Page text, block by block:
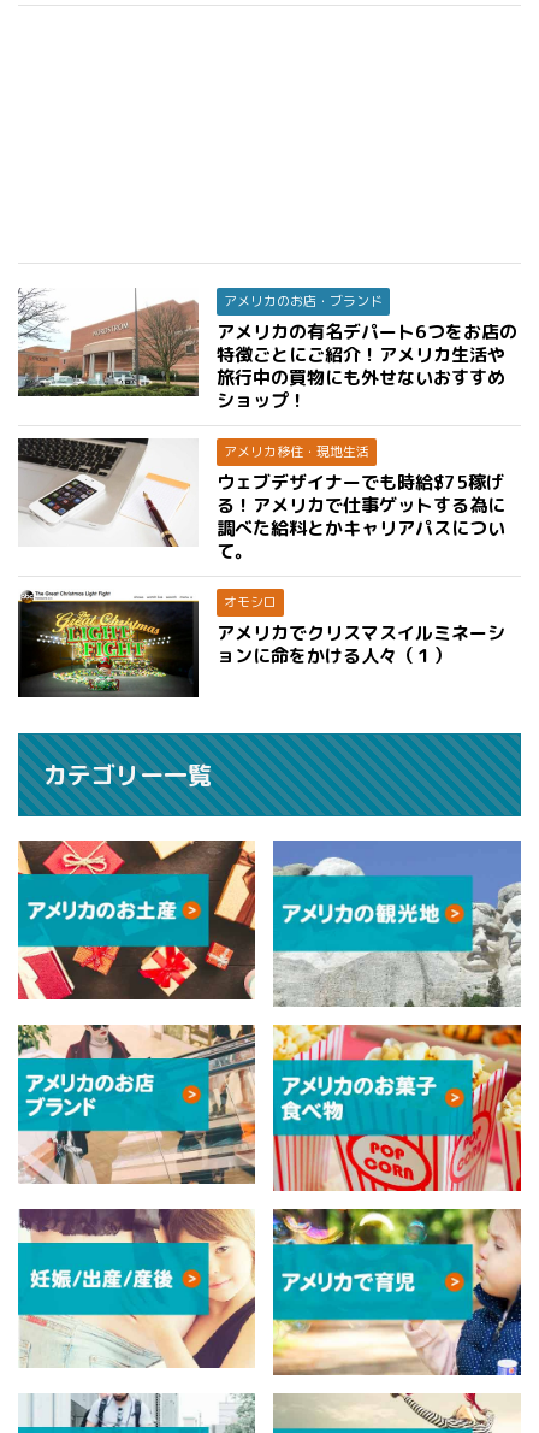
アメリカのお店・ブランド
アメリカの有名デパート6つをお店の
特徴ごとにご紹介！アメリカ生活や
旅行中の買物にも外せないおすすめ
ショップ！
アメリカ移住・現地生活
ウェブデザイナーでも時給$75稼げ
る！アメリカで仕事ゲットする為に
調べた給料とかキャリアパスについ
て。
オモシロ
アメリカでクリスマスイルミネーシ
ョンに命をかける人々（１）
カテゴリー一覧